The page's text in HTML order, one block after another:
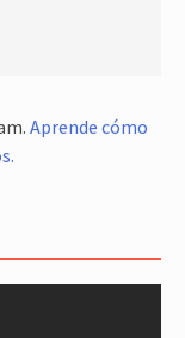
Aprende cómo